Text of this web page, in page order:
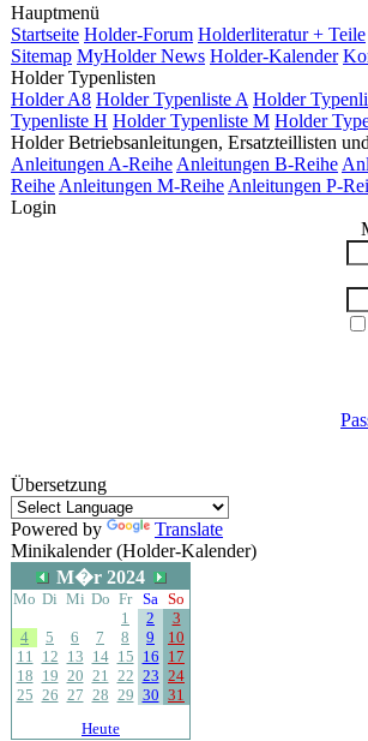
Hauptmenü
Startseite Holder-Forum Holderliteratur + Teile
Sitemap MyHolder News Holder-Kalender
Holder Typenlisten
Holder A8 Holder Typenliste A Holder
Typenliste H Holder Typenliste M Holder
Holder Betriebsanleitungen, Ersatzteillisten
Anleitungen A-Reihe Anleitungen B-Reihe
Reihe Anleitungen M-Reihe Anleitungen P-
Login
Übersetzung
Powered by
Translate
Minikalender (Holder-Kalender)
M�r 2024
Mo Di Mi Do Fr Sa So
1
2
3
4
5 6 7 8 9
10
11 12 13 14 15 16 17
18 19 20 21 22 23 24
25 26 27 28 29 30 31
Heute